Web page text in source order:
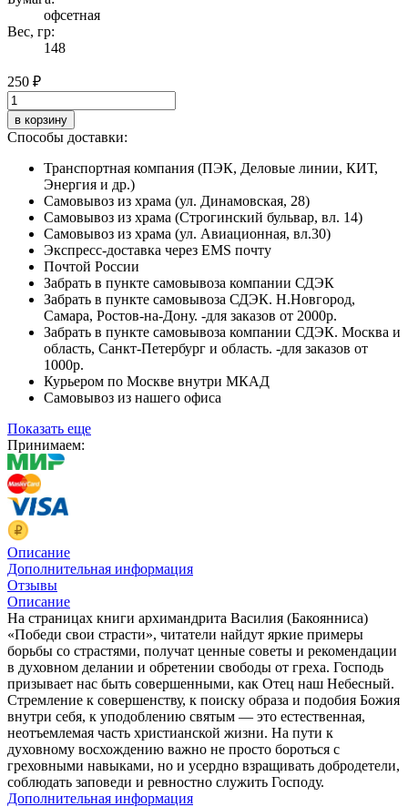
офсетная
Вес, гр:
148
250 ₽
в корзину
Способы доставки:
Транспортная компания (ПЭК, Деловые линии, КИТ,
Энергия и др.)
Самовывоз из храма (ул. Динамовская, 28)
Самовывоз из храма (Строгинский бульвар, вл. 14)
Самовывоз из храма (ул. Авиационная, вл.30)
Экспресс-доставка через EMS почту
Почтой России
Забрать в пункте самовывоза компании СДЭК
Забрать в пункте самовывоза СДЭК. Н.Новгород,
Самара, Ростов-на-Дону. -для заказов от 2000р.
Забрать в пункте самовывоза компании СДЭК. Москва и
область, Санкт-Петербург и область. -для заказов от
1000р.
Курьером по Москве внутри МКАД
Самовывоз из нашего офиса
Показать еще
Принимаем:
Описание
Дополнительная информация
Отзывы
Описание
На страницах книги архимандрита Василия (Бакоянниса)
«Победи свои страсти», читатели найдут яркие примеры
борьбы со страстями, получат ценные советы и рекомендации
в духовном делании и обретении свободы от греха. Господь
призывает нас быть совершенными, как Отец наш Небесный.
Стремление к совершенству, к поиску образа и подобия Божия
внутри себя, к уподоблению святым — это естественная,
неотъемлемая часть христианской жизни. На пути к
духовному восхождению важно не просто бороться с
греховными навыками, но и усердно взращивать добродетели,
соблюдать заповеди и ревностно служить Господу.
Дополнительная информация